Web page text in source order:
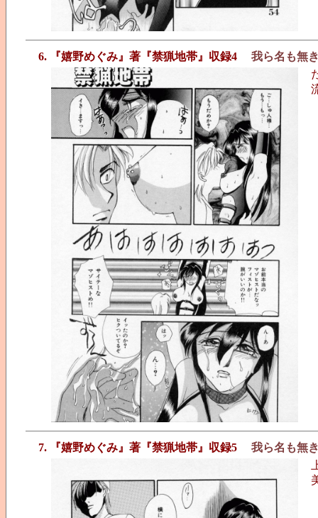
6. 『嬉野めぐみ』著『禁猟地帯』収録4
我ら名も無
7. 『嬉野めぐみ』著『禁猟地帯』収録5
我ら名も無